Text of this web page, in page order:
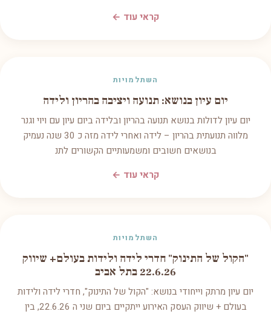
קראי עוד ←
השתלמויות
יום עיון בנושא: תנועה ויציבה בהריון ולידה
יום עיון לדולות בנושא תנועה בהריון ובלידה ביום עיון עם ויוי וגנר
מלווה תנועתית בהריון – לידה ואחרי לידה מזה כ 30 שנה נעמיק
בנושאים חשובים ומשמעותיים הקשורים לתנ
קראי עוד ←
השתלמויות
"הקול של התינוק" חדרי לידה ולידות בעולם+ שיווק
22.6.26 בתל אביב
יום עיון מרתק וייחודי בנושא: "הקול של התינוק", חדרי לידה ולידות
בעולם + שיווק העסק האירוע ייתקיים ביום שני ה 22.6.26, בין